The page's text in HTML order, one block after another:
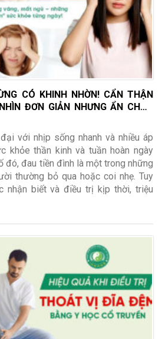
CÓ KHINH NHỜN! CẨN THẬN
ĐƠN GIẢN NHƯNG ẨN CHỨA
với nhịp sống nhanh và nhiều áp
khỏe thần kinh và tuần hoàn ngày
đó, đau tiền đình là một trong những
thường bỏ qua hoặc coi nhẹ. Tuy
nhận biết và điều trị kịp thời, triệu